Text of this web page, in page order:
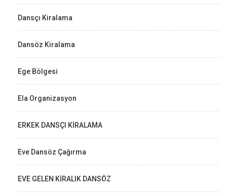
Dansçı Kiralama
Dansöz Kiralama
Ege Bölgesi
Ela Organizasyon
ERKEK DANSÇI KİRALAMA
Eve Dansöz Çağırma
EVE GELEN KİRALIK DANSÖZ